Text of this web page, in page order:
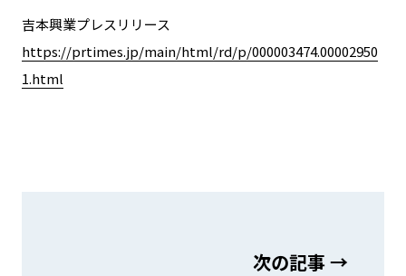
吉本興業プレスリリース
https://prtimes.jp/main/html/rd/p/000003474.00002950
1.html
次の記事 →